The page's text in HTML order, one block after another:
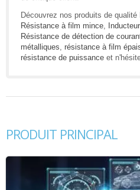
Découvrez nos produits de qualité
Résistance à film mince
Résistance de détection de
métalliques résistance à film
résistance de puissance et
PRODUIT PRINCIPAL